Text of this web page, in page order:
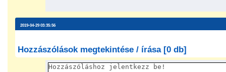
2019-04-29 03:35:56
Hozzászólások megtekintése / írása [0 db]